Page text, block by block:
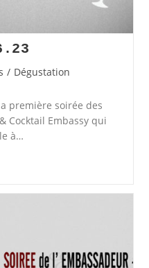
/ Dégustation
première soirée des
Cocktail Embassy qui
à…